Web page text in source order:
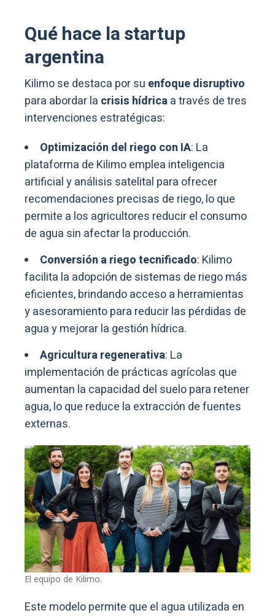
Qué hace la startup
argentina
Kilimo se destaca por su enfoque disruptivo
para abordar la crisis hídricaa través de tres
intervenciones estratégicas:
Optimización del riego con IA: La
plataforma de Kilimo emplea inteligencia
artificial y análisis satelital para ofrecer
recomendaciones precisas de riego, lo que
permite a los agricultores reducir el consumo
de agua sin afectar la producción.
Conversión a riego tecnificado: Kilimo
facilita la adopción de sistemas de riego más
eficientes, brindando acceso a herramientas
y asesoramiento para reducir las pérdidas de
agua y mejorar la gestión hídrica.
Agricultura regenerativa: La
implementación de prácticas agrícolas que
aumentan la capacidad del suelo para retener
agua, lo que reduce la extracción de fuentes
externas.
El equipo de Kilimo.
Este modelo permite que el agua utilizada en